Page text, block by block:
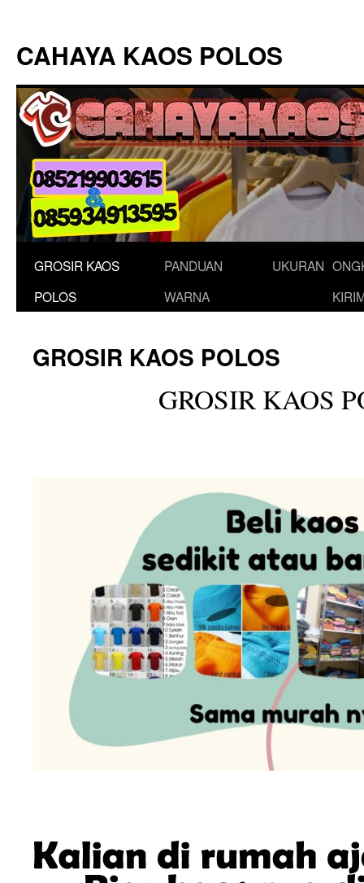
isi
CAHAYA KAOS POLOS
GROSIR KAOS
POLOS
PANDUAN
WARNA
UKURAN
GROSIR KAOS POLOS
GROSIR KAOS